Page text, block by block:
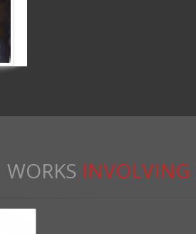
WORKS INVOLVING